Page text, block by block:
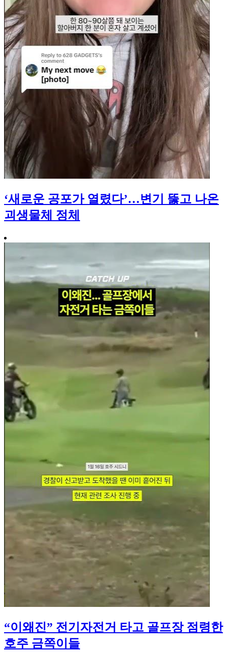
‘새로운 공포가 열렸다’…변기 뚫고 나온
괴생물체 정체
“이왜진” 전기자전거 타고 골프장 점령한
호주 금쪽이들